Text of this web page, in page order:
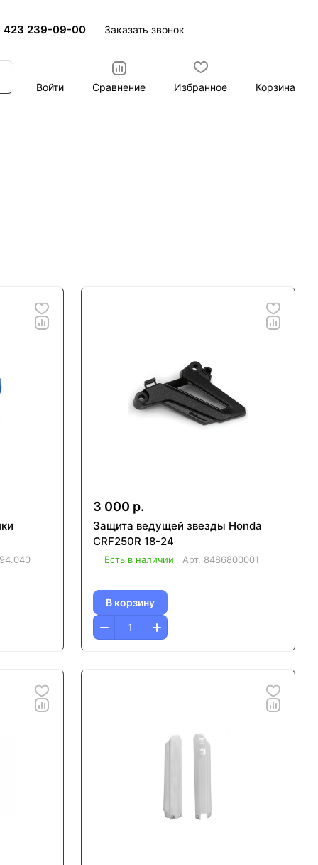
423 239-09-00 Заказать звонок
Войти Сравнение Избранное Корзина
3 000 р.
Защита ведущей звезды Honda
CRF250R 18-24
Есть в наличии Арт. 8486800001
В корзину